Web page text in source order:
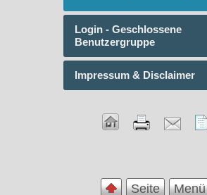
Login - Geschlossene
Benutzergruppe
Impressum & Disclaimer
Seite Menü